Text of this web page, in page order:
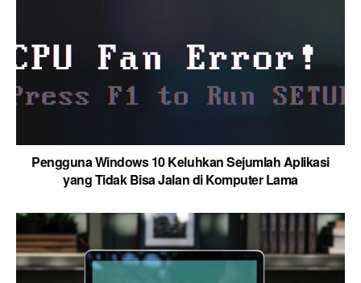
Pengguna Windows 10 Keluhkan Sejumlah Aplikasi
yang Tidak Bisa Jalan di Komputer Lama